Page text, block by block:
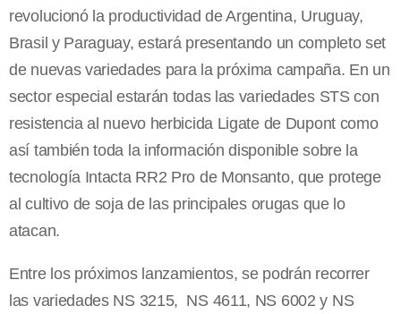
revolucionó la productividad de Argentina, Uruguay,
Brasil y Paraguay, estará presentando un completo set
de nuevas variedades para la próxima campaña. En un
sector especial estarán todas las variedades STS con
resistencia al nuevo herbicida Ligate de Dupont como
así también toda la información disponible sobre la
tecnología Intacta RR2 Pro de Monsanto, que protege
al cultivo de soja de las principales orugas que lo
atacan.
Entre los próximos lanzamientos, se podrán recorrer
las variedades NS 3215, NS 4611, NS 6002 y NS